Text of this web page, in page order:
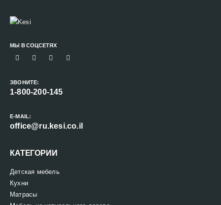
МЫ В СОЦСЕТЯХ
ЗВОНИТЕ:
1-800-200-145
E-MAIL:
office@ru.kesi.co.il
КАТЕГОРИИ
Детская мебель
Кухни
Матрасы